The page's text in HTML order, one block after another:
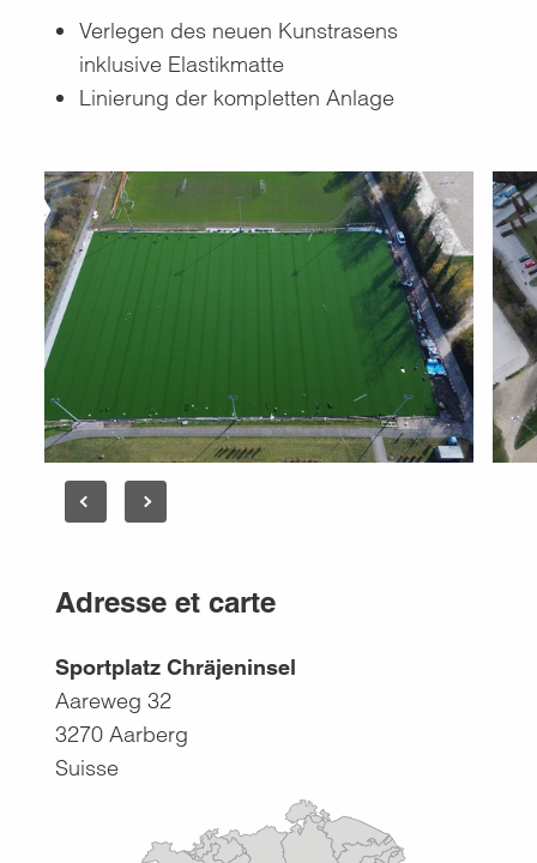
Verlegen des neuen Kunstrasens
inklusive Elastikmatte
Linierung der kompletten Anlage
Adresse et carte
Sportplatz Chräjeninsel
Aareweg 32
3270 Aarberg
Suisse